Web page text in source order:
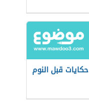
حكايات قبل النوم